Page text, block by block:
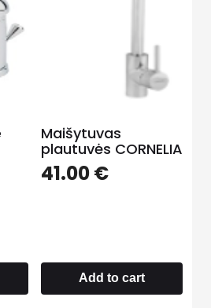
Maišytuvas
plautuvės CORNELIA
41.00€
Add to cart